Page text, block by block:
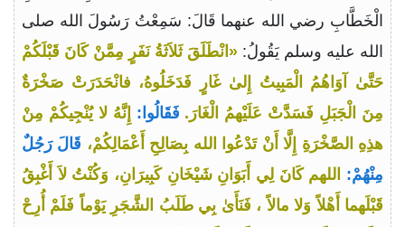
الْخَطَّابِ رضي الله عنهما قَالَ: سَمِعْتُ رَسُولَ الله صلى
الله عليه وسلم يَقُولُ: «انْطَلَقَ ثَلاَثَةُ نَفَرٍ مِمَّنْ كَانَ قَبْلَكُمْ
حَتَّىٰ آوَاهُمُ الْمَبِيتُ إِلىٰ غَارٍ فَدَخَلُوهُ، فانْحَدَرَتْ صَخْرَةٌ
مِنَ الْجَبَلِ فَسَدَّتْ عَلَيْهمُ الْغَارَ. فَقَالُوا: إِنَّهُ لا يُنْجِيكُمْ مِنْ
هذِهِ الصَّخْرَةِ إِلَّا أَنْ تَدْعُوا الله بِصَالِحِ أَعْمَالِكُمْ، قَالَ رَجُلٌ
مِنْهُمْ: اللهم كَانَ لِي أَبَوَانِ شَيْخَانِ كَبِيرَانِ، وَكُنْتُ لاَ أَغْبِقُ
قَبْلَهما أَهْلاً وَلا مالاً ، فَنَأَىٰ بِي طَلَبُ الشَّجَرِ يَوْماً فَلَمْ أُرِحْ